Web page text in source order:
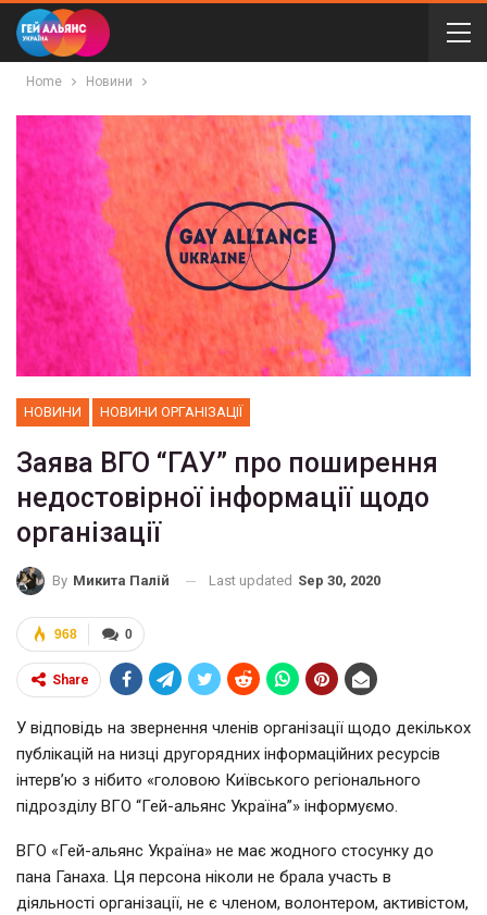
Home Новини
НОВИНИ НОВИНИ ОРГАНІЗАЦІЇ
Заява ВГО “ГАУ” про поширення
недостовірної інформації щодо
організації
By Микита Палій Last updated Sep 30, 2020
0
968
Share
У відповідь на звернення членів організації щодо декількох
публікацій на низці другорядних інформаційних ресурсів
інтерв’ю з нібито «головою Київського регіонального
підрозділу ВГО “Гей-альянс Україна”» інформуємо.
ВГО «Гей-альянс Україна» не має жодного стосунку до
пана Ганаха. Ця персона ніколи не брала участь в
діяльності організації, не є членом, волонтером, активістом,